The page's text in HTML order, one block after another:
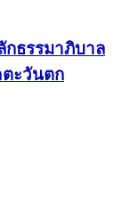
กธรรมาภิบาล
ะวันตก